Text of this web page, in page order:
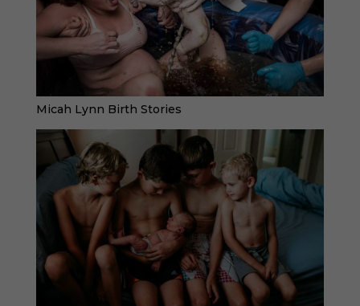
Micah Lynn Birth Stories